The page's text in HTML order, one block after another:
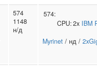
574
1148
н/д
574:
CPU:2x IBM
Myrinet / нд /